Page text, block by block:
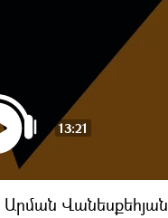
13:21
Արման Վանեսքեհյան